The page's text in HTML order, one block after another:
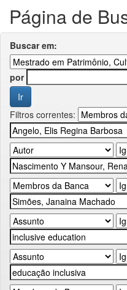
Página de
Buscar em:
por
Filtros correntes: